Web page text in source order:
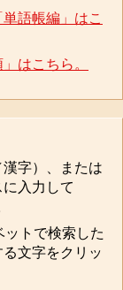
単語帳編」はこ
はこちら。
字）、または
入力して
ットで検索した
文字をクリッ